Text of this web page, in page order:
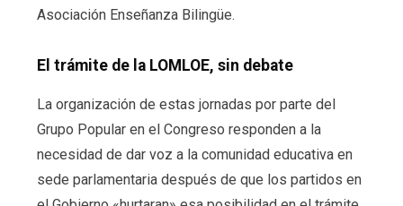
Asociación Enseñanza Bilingüe.
El trámite de la LOMLOE, sin debate
La organización de estas jornadas por parte del
Grupo Popular en el Congreso responden a la
necesidad de dar voz a la comunidad educativa en
sede parlamentaria después de que los partidos en